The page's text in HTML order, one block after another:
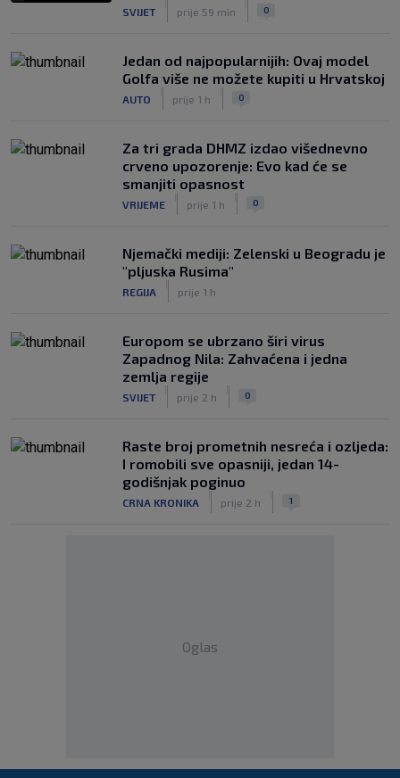
SVIJET prije 59 min 0
Jedan od najpopularnijih: Ovaj model
Golfa više ne možete kupiti u Hrvatskoj
AUTO prije 1 h 0
Za tri grada DHMZ izdao višednevno
crveno upozorenje: Evo kad će se
smanjiti opasnost
VRIJEME prije 1 h 0
Njemački mediji: Zelenski u Beogradu je
"pljuska Rusima"
REGIJA prije 1 h
Europom se ubrzano širi virus
Zapadnog Nila: Zahvaćena i jedna
zemlja regije
SVIJET prije 2 h 0
Raste broj prometnih nesreća i ozljeda:
I romobili sve opasniji, jedan 14-
godišnjak poginuo
CRNA KRONIKA prije 2 h 1
Oglas